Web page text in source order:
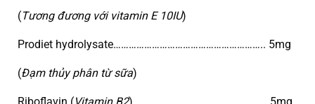
(Tương đương với vitamin E 10IU)
Prodiet hydrolysate………………………………………………….. 5mg
(Đạm thủy phân từ sữa)